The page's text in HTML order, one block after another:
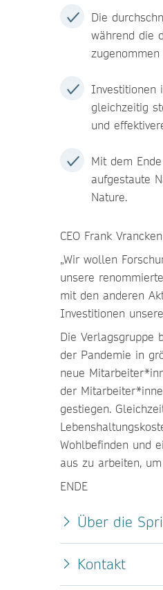
Die
während die
Investitionen
gleichzeitig
und
Mit dem
aufgestaute
Nature.
CEO Frank
„Wir wollen
unsere
mit den anderen
Investitionen
Die Verlagsgruppe
der Pandemie in
neue
der
gestiegen.
Wohlbefinden und
aus zu arbeiten,
ENDE
Über die
Kontakt